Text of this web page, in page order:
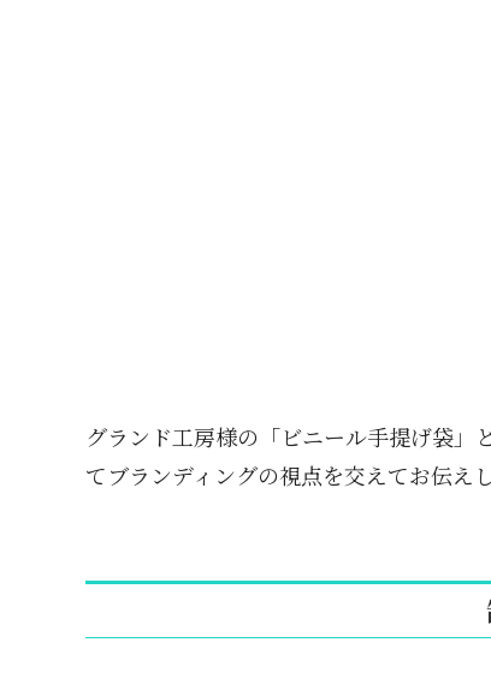
グランド工房様の「ビニール手提げ袋」
てブランディングの視点を交えてお伝えし